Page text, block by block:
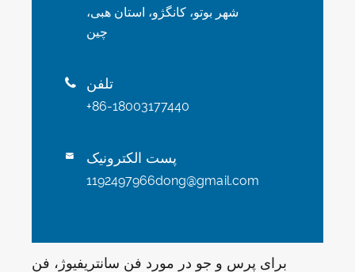
شهر بوتو، کانگژو، استان هبی،
چین
 تلفن
+86-18003177440
 پست الکترونیک
1192497966dong@gmail.com
برای پرس و جو در مورد فن سانتریفیوژ، فن